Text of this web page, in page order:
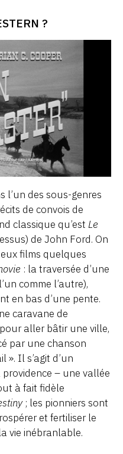
?
l’un des sous-genres
de convois de
classique qu’est Le
de John Ford. On
films quelques
: la traversée d’une
comme l’autre),
en bas d’une pente.
caravane de
aller bâtir une ville,
par une chanson
». Il s’agit d’un
– une vallée
à fait fidèle
; les pionniers sont
et fertiliser le
vie inébranlable.